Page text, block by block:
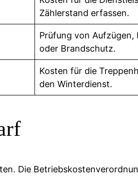
Zählerstand erfassen.
Prüfung von Aufzügen,
oder Brandschutz.
Kosten für die
den Winterdienst.
Die